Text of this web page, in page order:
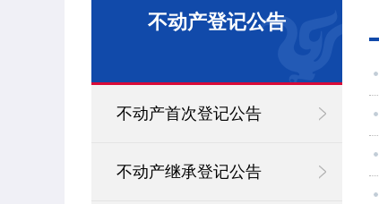
不动产登记公告
不动产首次登记公告
不动产继承登记公告